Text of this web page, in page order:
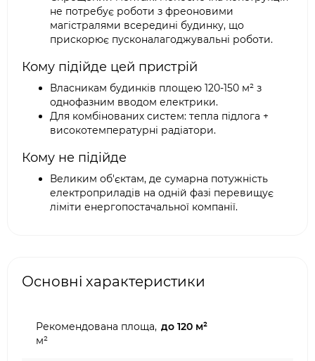
не потребує роботи з фреоновими
магістралями всередині будинку, що
прискорює пусконалагоджувальні роботи.
Кому підійде цей пристрій
Власникам будинків площею 120-150 м² з
однофазним вводом електрики.
Для комбінованих систем: тепла підлога +
високотемпературні радіатори.
Кому не підійде
Великим об'єктам, де сумарна потужність
електроприладів на одній фазі перевищує
ліміти енергопостачальної компанії.
Основні характеристики
Рекомендована площа,
м²
до 120 м²